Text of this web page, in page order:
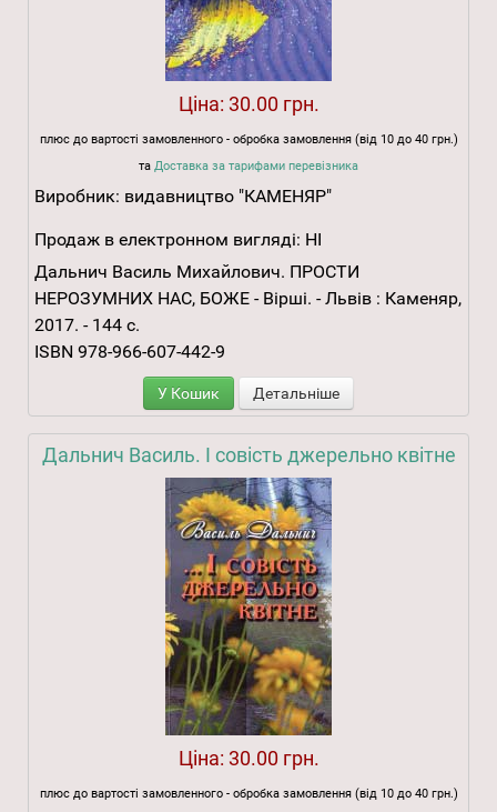
Ціна: 30.00 грн.
плюс до вартості замовленного - обробка замовлення (від 10 до 40 грн.)
та Доставка за тарифами перевізника
Виробник: видавництво "КАМЕНЯР"
Продаж в електронном вигляді: НІ
Дальнич Василь Михайлович. ПРОСТИ
НЕРОЗУМНИХ НАС, БОЖЕ - Вірші. - Львів : Каменяр,
2017. - 144 с.
ISBN 978-966-607-442-9
У Кошик Детальніше
Дальнич Василь. І совість джерельно квітне
Ціна: 30.00 грн.
плюс до вартості замовленного - обробка замовлення (від 10 до 40 грн.)